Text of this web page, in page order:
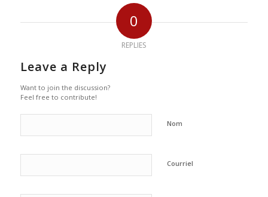
0
REPLIES
Leave a Reply
Want to join the discussion?
Feel free to contribute!
Nom
Courriel